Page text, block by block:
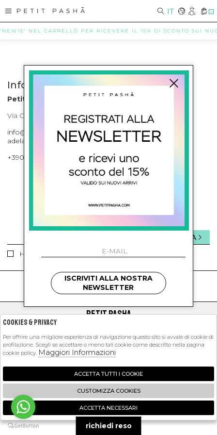
IT 0
NEL CARRELLO PER RICEVERE IL 15% DI SCONTO SUI
Info contatti
Petit Pasha
Via Cilea, 255 Napoli Corso Umberto I 301 Napoli
info@petitpasha.com, petitpasha@hotmail.it,
adelaide.petitpasha@hotmail.com
+39081643421 , +390812351280
ISCRIVITI ALLA NEWSLETTER
Ho letto ed accettato le condizioni sulla privacy.
INVIA
kids
PETIT PASHA
EXTRA
2026 Petit Pasha - P.iva : 09423341214 Powered by
Zucchetti
🍪
ISCRIVITI ALLA NOSTRA
NEWSLETTER
richiedi reso
Cookies & Privacy
Per offrire una migliore esperienza di navigazione questo sito si avvale di cookie di
profilazione. Scegli se accettare o meno tali cookie come descritto nella pagina
cookie policy. Maggiori Informazioni
ACCETTA TUTTI I COOKIE
CUSTOMIZZA COOKIES
ACCETTA NECESSARI